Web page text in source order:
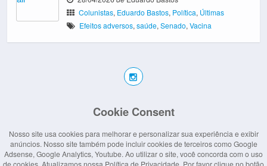
Colunistas, Eduardo Bastos, Política, Últimas
Efeitos adversos,saúde,Senado,Vacina